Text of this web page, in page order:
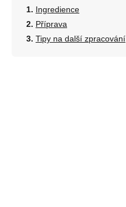
Ingredience
Příprava
Tipy na další zpracování